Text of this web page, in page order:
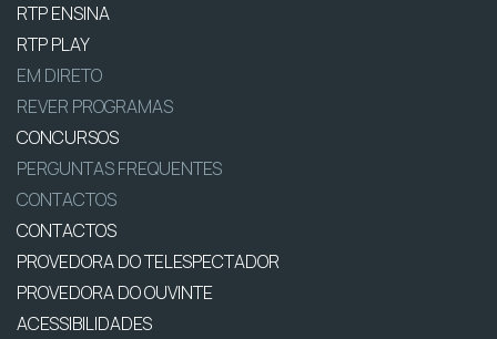
RTP ENSINA
RTP PLAY
EM DIRETO
REVER PROGRAMAS
CONCURSOS
PERGUNTAS FREQUENTES
CONTACTOS
CONTACTOS
PROVEDORA DO TELESPECTADOR
PROVEDORA DO OUVINTE
ACESSIBILIDADES